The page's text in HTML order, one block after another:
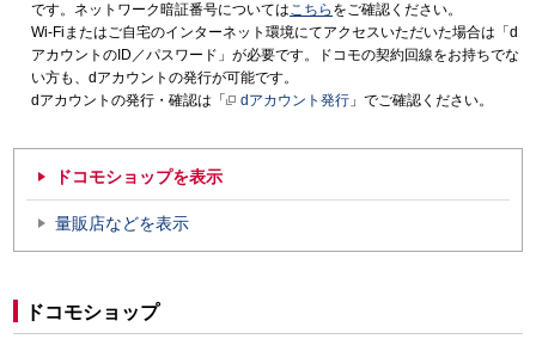
です。ネットワーク暗証番号についてはこちら をご確認ください。
Wi-Fiまたはご自宅のインターネット環境にてアクセスいただいた場合は「d
アカウントのID／パスワード」が必要です。ドコモの契約回線をお持ちでな
い方も、dアカウントの発行が可能です。
dアカウントの発行・確認は「
dアカウント発行 」でご確認ください。
ドコモショップを表示
量販店などを表示
ドコモショップ